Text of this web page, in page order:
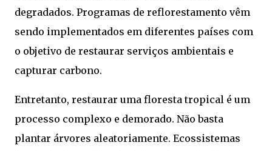
degradados. Programas de reflorestamento vêm
sendo implementados em diferentes países com
o objetivo de restaurar serviços ambientais e
capturar carbono.
Entretanto, restaurar uma floresta tropical é um
processo complexo e demorado. Não basta
plantar árvores aleatoriamente. Ecossistemas